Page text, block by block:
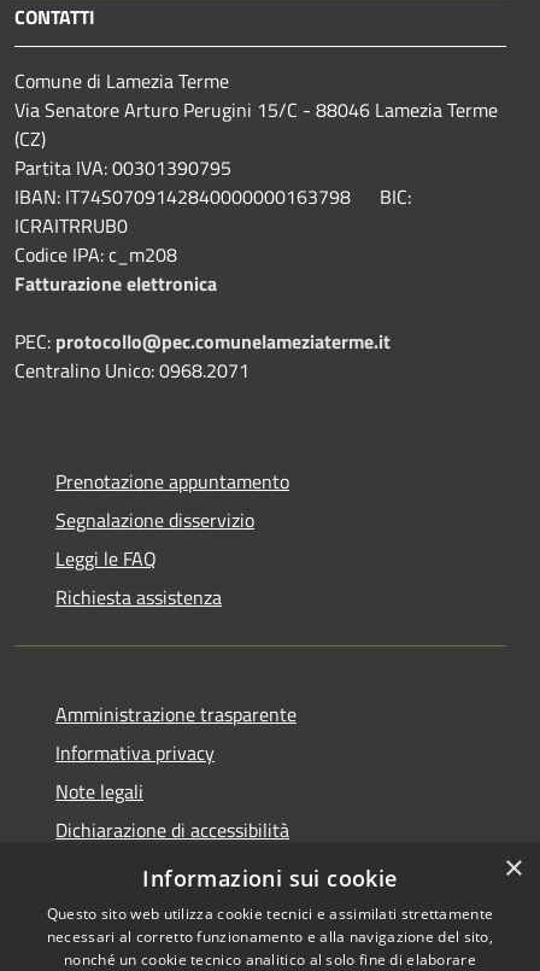
CONTATTI
Comune di Lamezia Terme
Via Senatore Arturo Perugini 15/C - 88046 Lamezia Terme
(CZ)
Partita IVA: 00301390795
IBAN: IT74S0709142840000000163798 BIC:
ICRAITRRUB0
Codice IPA: c_m208
Fatturazione elettronica
PEC: protocollo@pec.comunelameziaterme.it
Centralino Unico: 0968.2071
Prenotazione appuntamento
Segnalazione disservizio
Leggi le FAQ
Richiesta assistenza
Amministrazione trasparente
Informativa privacy
Note legali
Dichiarazione di accessibilità
Feedback accessibilità
×
Informazioni sui cookie
Questo sito web utilizza cookie tecnici e assimilati strettamente
necessari al corretto funzionamento e alla navigazione del sito,
nonché un cookie tecnico analitico al solo fine di elaborare